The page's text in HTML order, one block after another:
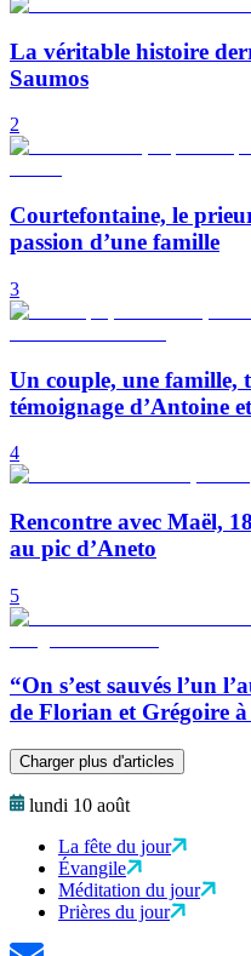
La véritable histoire
Saumos
2
Courtefontaine, le
passion d’une famille
3
Un couple, une famille,
témoignage d’Antoine
4
Rencontre avec Maël,
au pic d’Aneto
5
“On s’est sauvés l’un
de Florian et Grégoire
Charger plus d'articles
lundi 10 août
La fête du jour
Évangile
Méditation du jour
Prières du jour